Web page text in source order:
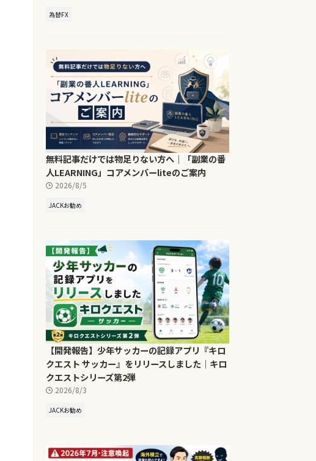
為替FX
無料記事だけでは物足りない方へ｜「副業の番
人LEARNING」コアメンバーliteのご案内
2026/8/5
JACKお勧め
【開発報告】少年サッカーの記録アプリ『キロ
クエスト サッカー』をリリースしました｜キロ
クエストシリーズ第2弾
2026/8/3
JACKお勧め